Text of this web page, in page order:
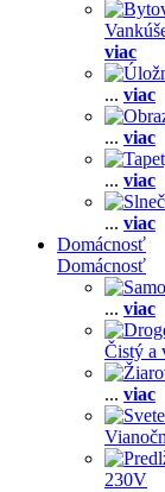
viac
... viac
... viac
... viac
... viac
Domácnosť
Domácnosť
... viac
Čistý a
... viac
230V